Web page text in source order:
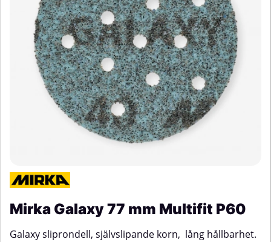
Mirka Galaxy 77 mm Multifit P60
Galaxy sliprondell, självslipande korn, lång hållbarhet.